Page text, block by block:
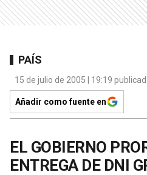
PAÍS
15 de julio de 2005 | 19:19
Añadir como fuente en
EL GOBIERNO
ENTREGA DE DNI